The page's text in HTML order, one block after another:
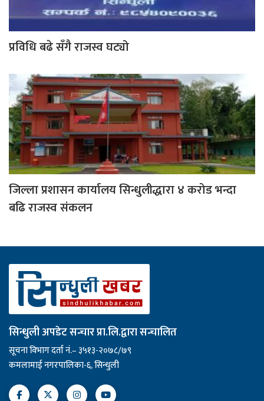
प्रविधि बढे सँगै राजस्व घट्यो
जिल्ला प्रशासन कार्यालय सिन्धुलीद्धारा ४ करोड भन्दा
बढि राजस्व संकलन
सिन्धुली अपडेट सन्चार प्रा.लि.द्वारा सन्चालित
सूचना विभाग दर्ता नं.– ३५१३-२०७८/७९
कमलामाई नगरपालिका-६, सिन्धुली